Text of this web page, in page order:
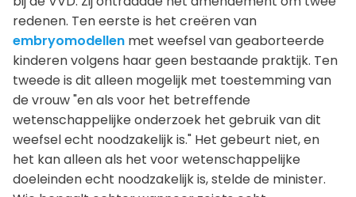
redenen. Ten eerste is het creëren van
embryomodellen met weefsel van geaborteerde
kinderen volgens haar geen bestaande praktijk. Ten
tweede is dit alleen mogelijk met toestemming van
de vrouw "en als voor het betreffende
wetenschappelijke onderzoek het gebruik van dit
weefsel echt noodzakelijk is." Het gebeurt niet, en
het kan alleen als het voor wetenschappelijke
doeleinden echt noodzakelijk is, stelde de minister.